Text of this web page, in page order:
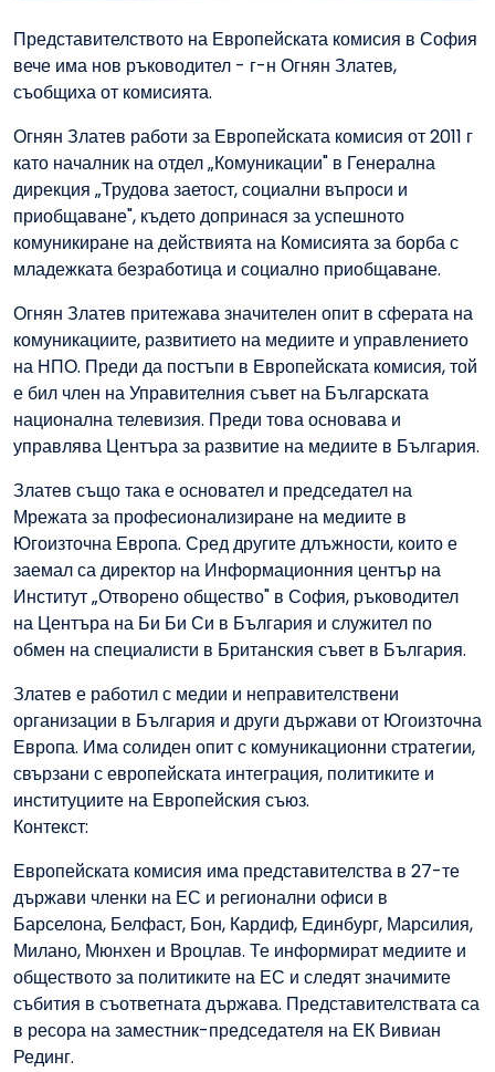
Представителството на Европейската комисия в София
вече има нов ръководител - г-н Огнян Златев,
съобщиха от комисията.
Огнян Златев работи за Европейската комисия от 2011 г
като началник на отдел „Комуникации" в Генерална
дирекция „Трудова заетост, социални въпроси и
приобщаване", където допринася за успешното
комуникиране на действията на Комисията за борба с
младежката безработица и социално приобщаване.
Огнян Златев притежава значителен опит в сферата на
комуникациите, развитието на медиите и управлението
на НПО. Преди да постъпи в Европейската комисия, той
е бил член на Управителния съвет на Българската
национална телевизия. Преди това основава и
управлява Центъра за развитие на медиите в България.
Златев също така е основател и председател на
Мрежата за професионализиране на медиите в
Югоизточна Европа. Сред другите длъжности, които е
заемал са директор на Информационния център на
Институт „Отворено общество" в София, ръководител
на Центъра на Би Би Си в България и служител по
обмен на специалисти в Британския съвет в България.
Златев е работил с медии и неправителствени
организации в България и други държави от Югоизточна
Европа. Има солиден опит с комуникационни стратегии,
свързани с европейската интеграция, политиките и
институциите на Европейския съюз.
Контекст:
Европейската комисия има представителства в 27-те
държави членки на ЕС и регионални офиси в
Барселона, Белфаст, Бон, Кардиф, Единбург, Марсилия,
Милано, Мюнхен и Вроцлав. Те информират медиите и
обществото за политиките на ЕС и следят значимите
събития в съответната държава. Представителствата са
в ресора на заместник-председателя на ЕК Вивиан
Рединг.